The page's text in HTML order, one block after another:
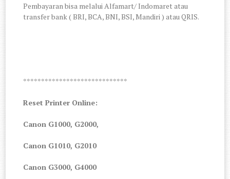
Pembayaran bisa melalui Alfamart/ Indomaret atau
transfer bank ( BRI, BCA, BNI, BSI, Mandiri ) atau QRIS.
*****************************
Reset Printer Online:
Canon G1000, G2000,
Canon G1010, G2010
Canon G3000, G4000